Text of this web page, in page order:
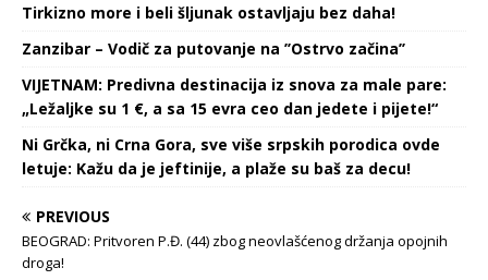
Tirkizno more i beli šljunak ostavljaju bez daha!
Zanzibar – Vodič za putovanje na ’’Ostrvo začina’’
VIJETNAM: Predivna destinacija iz snova za male pare:
„Ležaljke su 1 €, a sa 15 evra ceo dan jedete i pijete!“
Ni Grčka, ni Crna Gora, sve više srpskih porodica ovde
letuje: Kažu da je jeftinije, a plaže su baš za decu!
PREVIOUS
BEOGRAD: Pritvoren P.Đ. (44) zbog neovlašćenog držanja opojnih
droga!